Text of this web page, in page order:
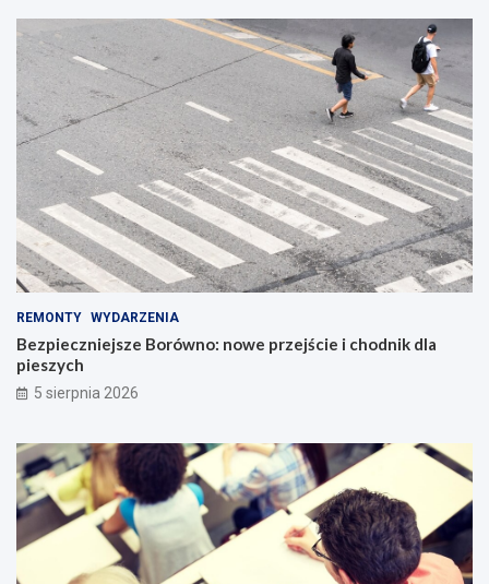
REMONTY WYDARZENIA
Bezpieczniejsze Borówno: nowe przejście i chodnik dla
pieszych
5 sierpnia 2026